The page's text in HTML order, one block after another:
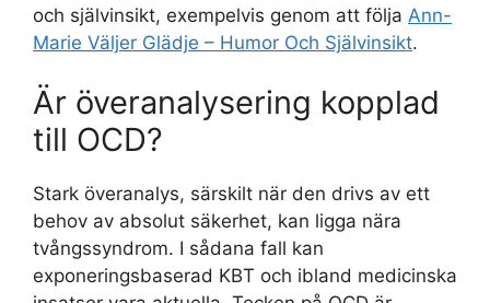
och självinsikt, exempelvis genom att följa Ann-
Marie Väljer Glädje – Humor Och Självinsikt.
Är överanalysering kopplad
till OCD?
Stark överanalys, särskilt när den drivs av ett
behov av absolut säkerhet, kan ligga nära
tvångssyndrom. I sådana fall kan
exponeringsbaserad KBT och ibland medicinska